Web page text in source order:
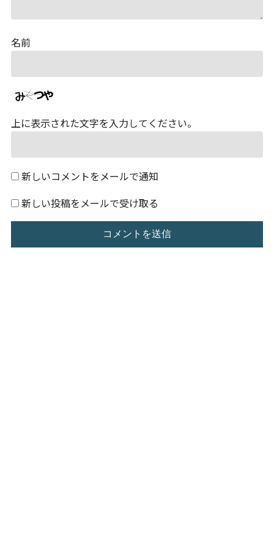
名前
上に表示された文字を入力してください。
新しいコメントをメールで通知
新しい投稿をメールで受け取る